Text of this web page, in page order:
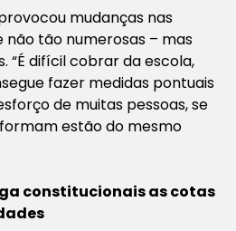
mudanças nas
não tão numerosas – mas
“É difícil cobrar da escola,
fazer medidas pontuais
de muitas pessoas, se
estão do mesmo
constitucionais as cotas